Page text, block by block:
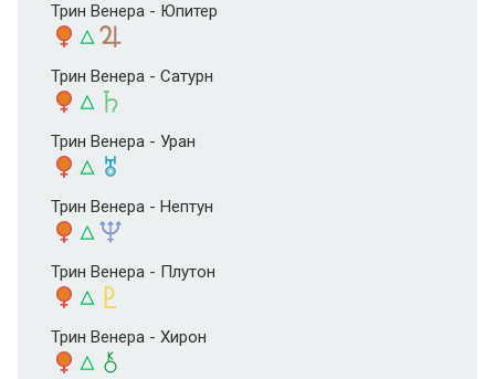
Трин Венера - Юпитер
Трин Венера - Сатурн
Трин Венера - Уран
Трин Венера - Нептун
Трин Венера - Плутон
Трин Венера - Хирон